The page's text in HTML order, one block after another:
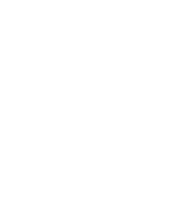
di Romagna.
e